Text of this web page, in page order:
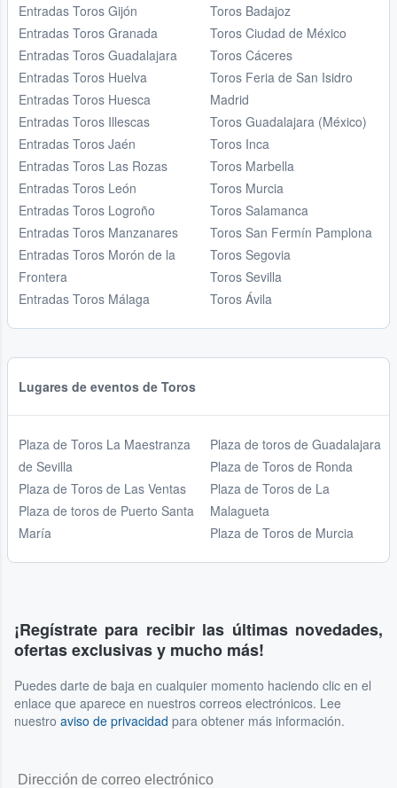
Entradas Toros Gijón
Entradas Toros Granada
Entradas Toros Guadalajara
Entradas Toros Huelva
Entradas Toros Huesca
Entradas Toros Illescas
Entradas Toros Jaén
Entradas Toros Las Rozas
Entradas Toros León
Entradas Toros Logroño
Entradas Toros Manzanares
Entradas Toros Morón de la
Frontera
Entradas Toros Málaga
Toros Badajoz
Toros Ciudad de México
Toros Cáceres
Toros Feria de San Isidro
Madrid
Toros Guadalajara (México)
Toros Inca
Toros Marbella
Toros Murcia
Toros Salamanca
Toros San Fermín Pamplona
Toros Segovia
Toros Sevilla
Toros Ávila
Lugares de eventos de Toros
Plaza de Toros La Maestranza
de Sevilla
Plaza de Toros de Las Ventas
Plaza de toros de Puerto Santa
María
Plaza de toros de Guadalajara
Plaza de Toros de Ronda
Plaza de Toros de La
Malagueta
Plaza de Toros de Murcia
¡Regístrate para recibir las últimas novedades,
ofertas exclusivas y mucho más!
Puedes darte de baja en cualquier momento haciendo clic en el
enlace que aparece en nuestros correos electrónicos. Lee
nuestro aviso de privacidad para obtener más información.